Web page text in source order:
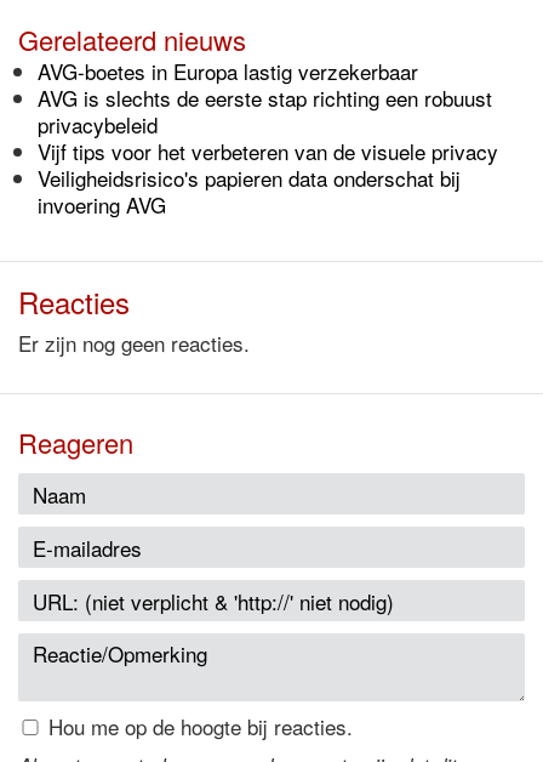
Gerelateerd nieuws
AVG-boetes in Europa lastig verzekerbaar
AVG is slechts de eerste stap richting een robuust
privacybeleid
Vijf tips voor het verbeteren van de visuele privacy
Veiligheidsrisico's papieren data onderschat bij
invoering AVG
Reacties
Er zijn nog geen reacties.
Reageren
Hou me op de hoogte bij reacties.